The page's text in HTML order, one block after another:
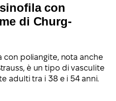
con
di Churg-
con poliangite, nota anche
è un tipo di vasculite
adulti tra i 38 e i 54 anni.